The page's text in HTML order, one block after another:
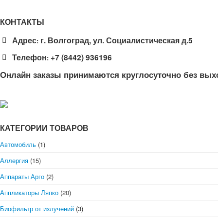
КОНТАКТЫ
Адрес: г. Волгоград, ул. Социалистическая д.5
Телефон: +7 (8442) 936196
Онлайн заказы принимаются круглосуточно без
КАТЕГОРИИ ТОВАРОВ
Автомобиль (1)
Аллергия (15)
Аппараты Арго (2)
Аппликаторы Ляпко (20)
Биофильтр от излучений (3)